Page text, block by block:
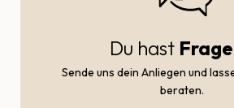
Du hast
Sende uns dein Anliegen und
beraten.